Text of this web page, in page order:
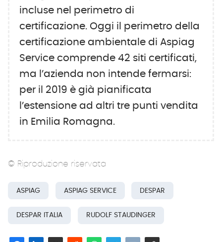
incluse nel perimetro di
certificazione. Oggi il perimetro della
certificazione ambientale di Aspiag
Service comprende 42 siti certificati,
ma l’azienda non intende fermarsi:
per il 2019 è già pianificata
l’estensione ad altri tre punti vendita
in Emilia Romagna.
© Riproduzione riservata
ASPIAG ASPIAG SERVICE DESPAR
DESPAR ITALIA RUDOLF STAUDINGER